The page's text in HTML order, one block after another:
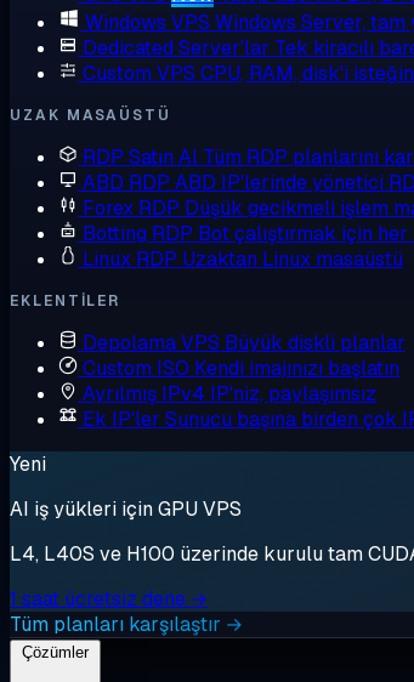
Windows VPS Windows Server, tam
Dedicated Server'lar Tek kiracılı
Custom VPS CPU, RAM, disk'i
UZAK MASAÜSTÜ
RDP Satın Al Tüm RDP planlarını
ABD RDP ABD IP'lerinde yönetici
Forex RDP Düşük gecikmeli işlem
Botting RDP Bot çalıştırmak için her
Linux RDP Uzaktan Linux masaüstü
EKLENTILER
Depolama VPS Büyük diskli planlar
Custom ISO Kendi imajınızı başlatın
Ayrılmış IPv4 IP'niz, paylaşımsız
Ek IP'ler Sunucu başına birden çok
Yeni
AI iş yükleri için GPU VPS
L4, L40S ve H100 üzerinde kurulu tam
1 saat ücretsiz dene →
Tüm planları karşılaştır →
Çözümler